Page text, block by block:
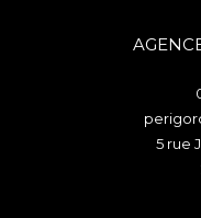
5 rue